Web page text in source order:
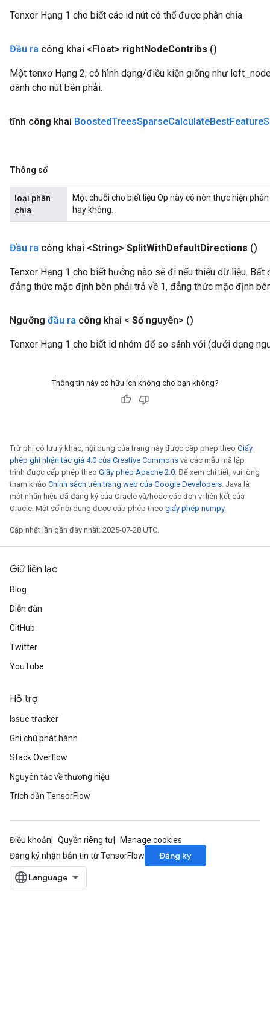
Tenxor Hạng 1 cho biết các id nút có thể được phân chia.
Đầu ra công khai <Float> rightNodeContribs ()
Một tenxơ Hạng 2, có hình dạng/điều kiện giống như
dành cho nút bên phải.
tĩnh công khai BoostedTreesSparseCalculateBestFeature
Thông số
loại phân
chia
Một chuỗi cho biết liệu Op này có nên thực hiện
hay không.
Đầu ra công khai <String> SplitWithDefaultDirections ()
Tenxor Hạng 1 cho biết hướng nào sẽ đi nếu thiếu dữ liệu.
đẳng thức mặc định bên phải trả về 1, đẳng thức mặc định
Ngưỡng đầu ra công khai < Sốnguyên> ()
Tenxor Hạng 1 cho biết id nhóm để so sánh với (dưới dạng
Thông tin này có hữu ích không cho bạn không?
Trừ phi có lưu ý khác, nội dung của trang này được cấp phép theo Giấy
phép ghi nhận tác giả 4.0 của Creative Commons và các mẫu mã lập
trình được cấp phép theo Giấy phép Apache 2.0. Để xem chi tiết, vui lòng
tham khảo Chính sách trên trang web của Google Developers. Java là
một nhãn hiệu đã đăng ký của Oracle và/hoặc các đơn vị liên kết của
Oracle. Một số nội dung được cấp phép theo giấy phép numpy.
Cập nhật lần gần đây nhất: 2025-07-28 UTC.
Giữ liên lạc
Blog
Diễn đàn
GitHub
Twitter
YouTube
Hỗ trợ
Issue tracker
Ghi chú phát hành
Stack Overflow
Nguyên tắc về thương hiệu
Trích dẫn TensorFlow
Điều khoản Quyền riêng tư
Manage cookies
Đăng ký nhận bản tin từ TensorFlow
Đăng ký